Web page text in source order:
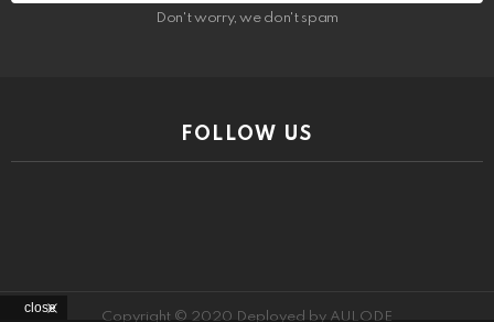
Don't worry, we don't spam
FOLLOW US
Copyright © 2020 Deployed by AULODE
close